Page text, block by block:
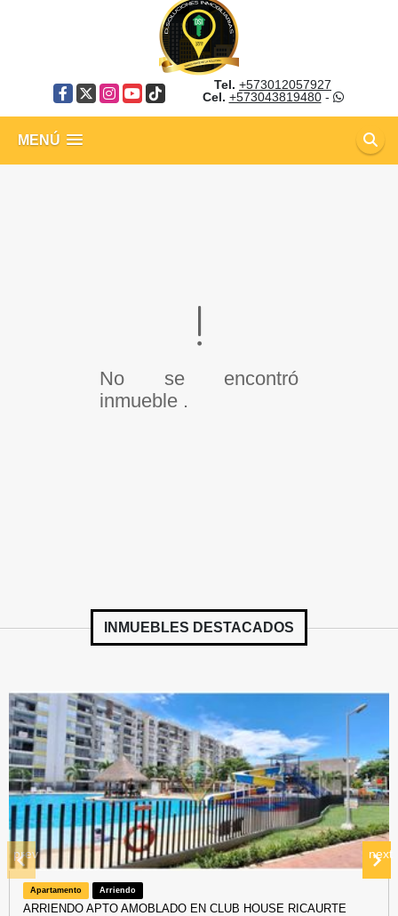
Facebook
X Instagram
YouTube
TikTok
Tel. +573012057927
Cel. +573043819480-
MENÚ
No se encontró
inmueble .
INMUEBLES DESTACADOS
Apartamento Arriendo
ARRIENDO APTO AMOBLADO EN CLUB HOUSE RICAURTE
prev next